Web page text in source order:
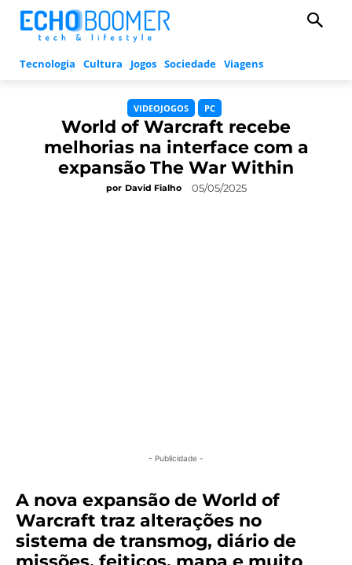
Tecnologia Cultura Jogos Sociedade Viagens
VIDEOJOGOS PC
World of Warcraft recebe
melhorias na interface com a
expansão The War Within
por David Fialho 05/05/2025
- Publicidade -
A nova expansão de World of
Warcraft traz alterações no
sistema de transmog, diário de